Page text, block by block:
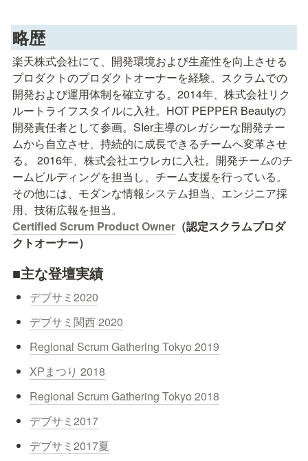
略歴
楽天株式会社にて、開発環境および生産性を向上させる
プロダクトのプロダクトオーナーを経験。スクラムでの
開発および運用体制を確立する。2014年、株式会社リク
ルートライフスタイルに入社。HOT PEPPER Beautyの
開発責任者として参画。SIer主導のレガシーな開発チー
ムから自立させ、持続的に成長できるチームへ変革させ
る。 2016年、株式会社エウレカに入社。開発チームのチ
ームビルディングを担当し、チーム支援を行っている。
その他には、モダンな情報システム担当、エンジニア採
Certified Scrum Product Owner （認定スクラムプロダ
クトオーナー）
■主な登壇実績
デブサミ2020
デブサミ関西 2020
Regional Scrum Gathering Tokyo 2019
XPまつり 2018
Regional Scrum Gathering Tokyo 2018
デブサミ2017
デブサミ2017夏